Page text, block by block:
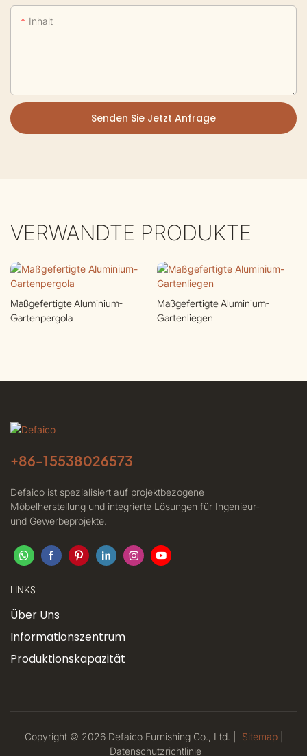
Inhalt
Senden Sie Jetzt Anfrage
VERWANDTE PRODUKTE
Maßgefertigte Aluminium-
Gartenpergola
Maßgefertigte Aluminium-
Gartenliegen
+86-15538026573
Defaico ist spezialisiert auf projektbezogene
Möbelherstellung und integrierte Lösungen für Ingenieur-
und Gewerbeprojekte.
LINKS
Über Uns
Informationszentrum
Produktionskapazität
Copyright © 2026 Defaico Furnishing Co., Ltd. | Sitemap
Datenschutzrichtlinie